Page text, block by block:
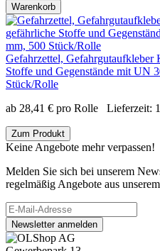
Warenkorb
Gefahrzettel, Gefahrgutaufkleber
Stoffe und Gegenstände mit UN
Stück/Rolle
ab 28,41 € pro Rolle Lieferzeit:
Zum Produkt
Keine Angebote mehr verpassen!
Melden Sie sich bei unserem
regelmäßig Angebote aus
Newsletter anmelden